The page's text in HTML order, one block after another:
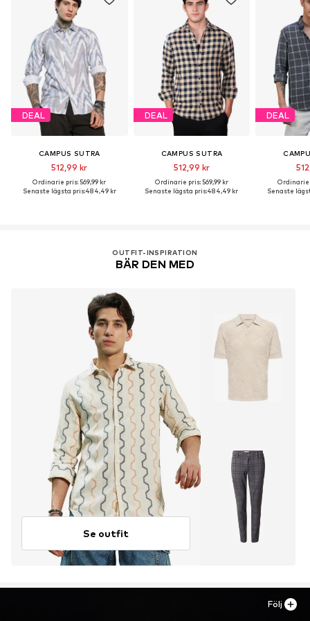
DEAL
CAMPUS SUTRA
512,99 kr
Ordinarie pris: 569,99 kr
Senaste lägsta pris:484,49 kr
DEAL
CAMPUS SUTRA
512,99 kr
Ordinarie pris: 569,99 kr
Senaste lägsta pris:484,49 kr
DEAL
Ordinarie
Senaste
OUTFIT-INSPIRATION
BÄR DEN MED
Se outfit
Följ